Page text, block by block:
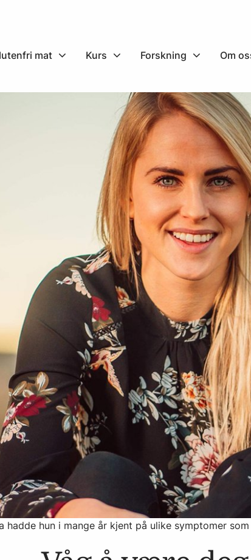
mat Kurs Forskning Om
hadde hun i mange år kjent på ulike symptomer